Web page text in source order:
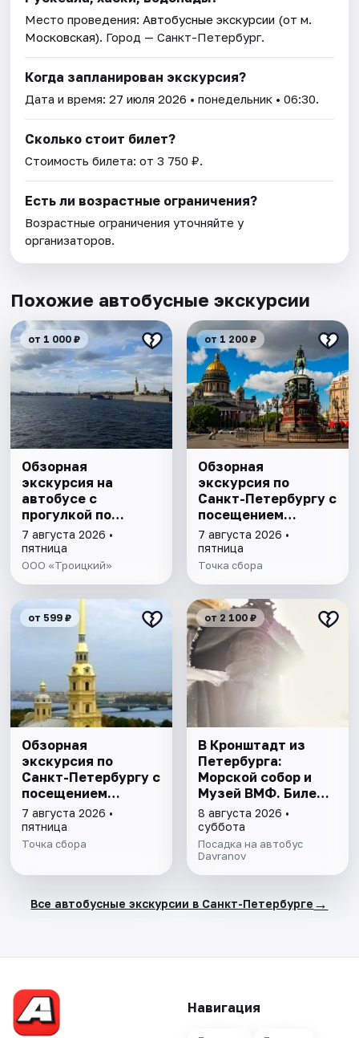
Место проведения:Автобусные экскурсии (от м.
Московская). Город — Санкт-Петербург.
Когда запланирован экскурсия?
Дата и время:27 июля 2026 • понедельник • 06:30.
Сколько стоит билет?
Стоимость билета: от 3 750 ₽.
Есть ли возрастные ограничения?
Возрастные ограничения уточняйте у
организаторов.
Похожие автобусные экскурсии
от 1 000 ₽
Обзорная
экскурсия на
автобусе с
прогулкой по
Петропавловской
крепости
7 августа 2026 •
пятница
ООО «Троицкий»
от 1 200 ₽
Обзорная
экскурсия по
Санкт-Петербургу с
посещением
Исаакиевского
собора
7 августа 2026 •
пятница
Точка сбора
от 599 ₽
Обзорная
экскурсия по
Санкт-Петербургу с
посещением
Петропавловской
крепости
7 августа 2026 •
пятница
Точка сбора
от 2 100 ₽
В Кронштадт из
Петербурга:
Морской собор и
Музей ВМФ. Билеты
включены
8 августа 2026 •
суббота
Посадка на автобус
Davranov
Все автобусные экскурсии в Санкт-Петербурге →
Навигация